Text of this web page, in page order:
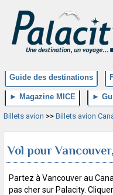
Guide des destinations
► Magazine MICE ►
Billets avion >> Billets avion
Vol pour
Partez à Vancouver au
pas cher sur Palacity.